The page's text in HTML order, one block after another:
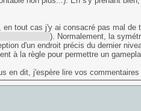
en tout cas j'y ai consacré pas mal de
). Normalement, la
d'un endroit précis du dernier
à la règle pour permettre un
en dit, j'espère lire vos commentaires